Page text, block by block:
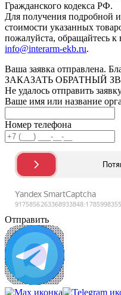
Гражданского кодекса РФ.
Для получения подробной
стоимости указанных
пожалуйста, обращайтесь
info@interarm-ekb.ru.
Ваша заявка отправлена.
ЗАКАЗАТЬ ОБРАТНЫЙ
Не удалось отправить
Ваше имя или название
Номер телефона
Отправить